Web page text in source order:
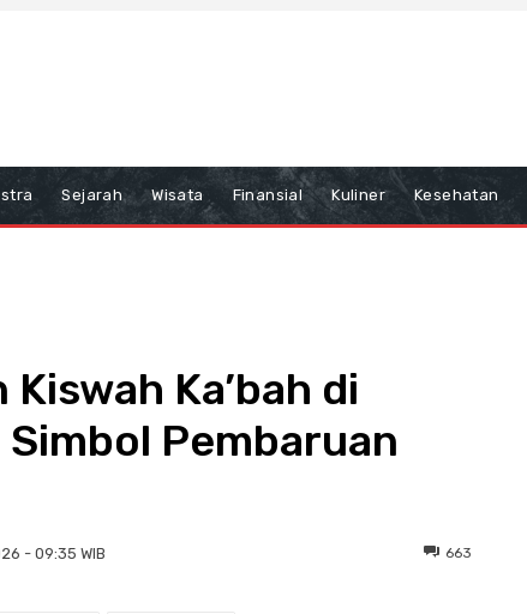
Sejarah Wisata Finansial Kuliner Kesehatan
Ka’bah di
Pembaruan
- 09:35 WIB 663